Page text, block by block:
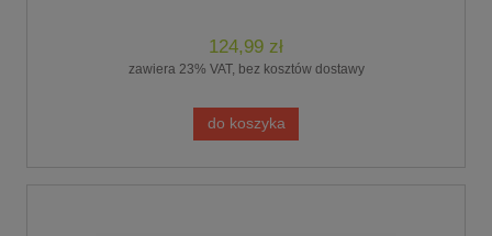
124,99 zł
zawiera 23% VAT, bez kosztów dostawy
do koszyka